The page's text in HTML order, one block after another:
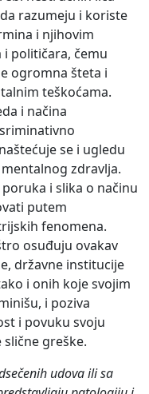
razumeju i koriste
i njihovim
političara, čemu
ogromna šteta i
teškoćama.
i načina
se i ugledu
zdravlja.
i slika o načinu
putem
fenomena.
osuđuju ovakav
državne institucije
i onih koje svojim
i poziva
i povuku svoju
greške.
udova ili sa